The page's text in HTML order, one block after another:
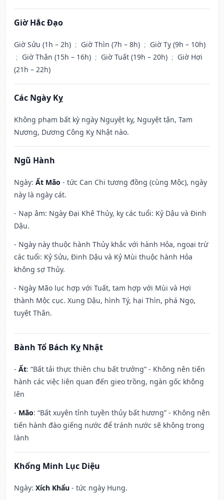
Giờ Hắc Đạo
Giờ Sửu (1h – 2h) ; Giờ Thìn (7h – 8h) ; Giờ Tỵ (9h – 10h)
; Giờ Thân (15h – 16h) ; Giờ Tuất (19h – 20h) ; Giờ Hợi
(21h – 22h)
Các Ngày Kỵ
Không phạm bất kỳ ngày Nguyệt kỵ, Nguyệt tận, Tam
Nương, Dương Công Kỵ Nhật nào.
Ngũ Hành
Ngày: Ất Mão - tức Can Chi tương đồng (cùng Mộc), ngày
này là ngày cát.
- Nạp âm: Ngày Đại Khê Thủy, kỵ các tuổi: Kỷ Dậu và Đinh
Dậu.
- Ngày này thuộc hành Thủy khắc với hành Hỏa, ngoại trừ
các tuổi: Kỷ Sửu, Đinh Dậu và Kỷ Mùi thuộc hành Hỏa
không sợ Thủy.
- Ngày Mão lục hợp với Tuất, tam hợp với Mùi và Hợi
thành Mộc cục. Xung Dậu, hình Tý, hại Thìn, phá Ngọ,
tuyệt Thân.
Bành Tổ Bách Kỵ Nhật
- Ất: “Bất tải thực thiên chu bất trưởng” - Không nên tiến
hành các việc liên quan đến gieo trồng, ngàn gốc không
lên
- Mão: “Bất xuyên tỉnh tuyền thủy bất hương” - Không nên
tiến hành đào giếng nước để tránh nước sẽ không trong
lành
Khổng Minh Lục Diệu
Ngày: Xích Khẩu - tức ngày Hung.